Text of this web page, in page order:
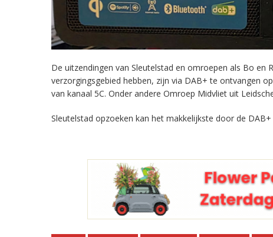
De uitzendingen van Sleutelstad en omroepen als Bo en
verzorgingsgebied hebben, zijn via DAB+ te ontvangen
van kanaal 5C. Onder andere Omroep Midvliet uit
Sleutelstad opzoeken kan het makkelijkste door de